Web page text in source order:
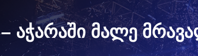
– აჭარაში მალე